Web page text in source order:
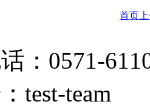
首页
：0571-
test-team